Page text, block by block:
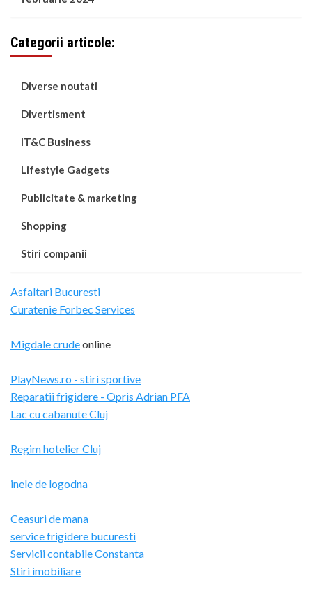
Categorii articole:
Diverse noutati
Divertisment
IT&C Business
Lifestyle Gadgets
Publicitate & marketing
Shopping
Stiri companii
Asfaltari Bucuresti
Curatenie Forbec Services
Migdale crudeonline
PlayNews.ro - stiri sportive
Reparatii frigidere - Opris Adrian PFA
Lac cu cabanute Cluj
Regim hotelier Cluj
inele de logodna
Ceasuri de mana
service frigidere bucuresti
Servicii contabile Constanta
Stiri imobiliare